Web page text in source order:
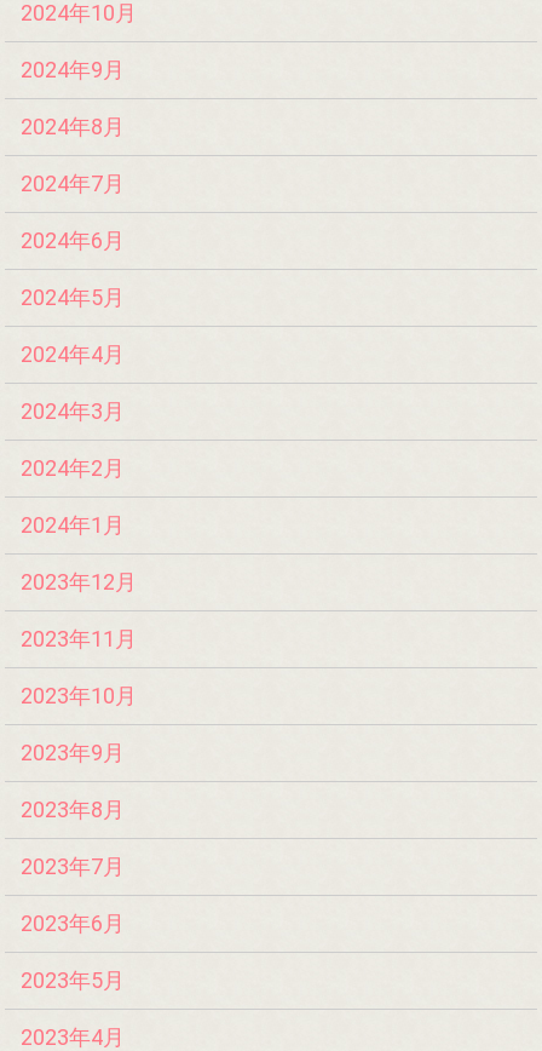
2024年10月
2024年9月
2024年8月
2024年7月
2024年6月
2024年5月
2024年4月
2024年3月
2024年2月
2024年1月
2023年12月
2023年11月
2023年10月
2023年9月
2023年8月
2023年7月
2023年6月
2023年5月
2023年4月